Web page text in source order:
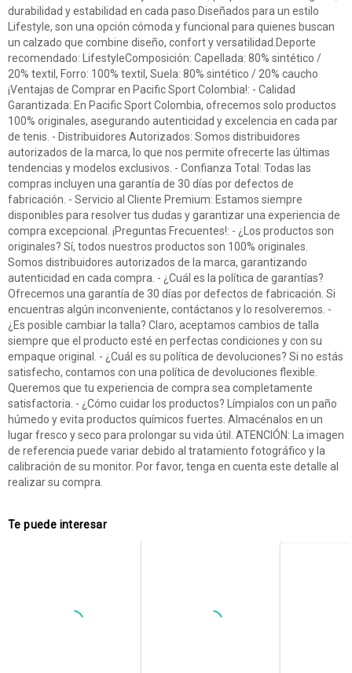
durabilidad y estabilidad en cada paso.Diseñados para un estilo
Lifestyle, son una opción cómoda y funcional para quienes buscan
un calzado que combine diseño, confort y versatilidad.Deporte
recomendado: LifestyleComposición: Capellada: 80% sintético /
20% textil, Forro: 100% textil, Suela: 80% sintético / 20% caucho
¡Ventajas de Comprar en Pacific Sport Colombia!: - Calidad
Garantizada: En Pacific Sport Colombia, ofrecemos solo productos
100% originales, asegurando autenticidad y excelencia en cada par
de tenis. - Distribuidores Autorizados: Somos distribuidores
autorizados de la marca, lo que nos permite ofrecerte las últimas
tendencias y modelos exclusivos. - Confianza Total: Todas las
compras incluyen una garantía de 30 días por defectos de
fabricación. - Servicio al Cliente Premium: Estamos siempre
disponibles para resolver tus dudas y garantizar una experiencia de
compra excepcional. ¡Preguntas Frecuentes!: - ¿Los productos son
originales? Sí, todos nuestros productos son 100% originales.
Somos distribuidores autorizados de la marca, garantizando
autenticidad en cada compra. - ¿Cuál es la política de garantías?
Ofrecemos una garantía de 30 días por defectos de fabricación. Si
encuentras algún inconveniente, contáctanos y lo resolveremos. -
¿Es posible cambiar la talla? Claro, aceptamos cambios de talla
siempre que el producto esté en perfectas condiciones y con su
empaque original. - ¿Cuál es su política de devoluciones? Si no estás
satisfecho, contamos con una política de devoluciones flexible.
Queremos que tu experiencia de compra sea completamente
satisfactoria. - ¿Cómo cuidar los productos? Límpialos con un paño
húmedo y evita productos químicos fuertes. Almacénalos en un
lugar fresco y seco para prolongar su vida útil. ATENCIÓN: La imagen
de referencia puede variar debido al tratamiento fotográfico y la
calibración de su monitor. Por favor, tenga en cuenta este detalle al
realizar su compra.
Te puede interesar